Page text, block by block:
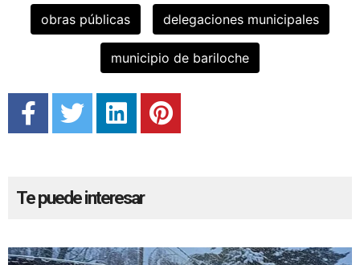
obras públicas delegaciones municipales
municipio de bariloche
Te puede interesar